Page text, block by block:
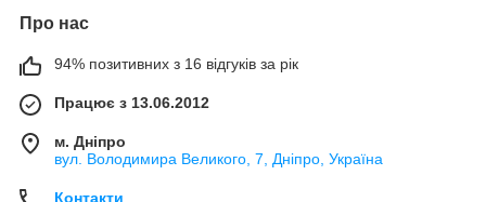
Про нас
94% позитивних з 16 відгуків за рік
Працює з 13.06.2012
м. Дніпро
вул. Володимира Великого, 7, Дніпро, Україна
Контакти